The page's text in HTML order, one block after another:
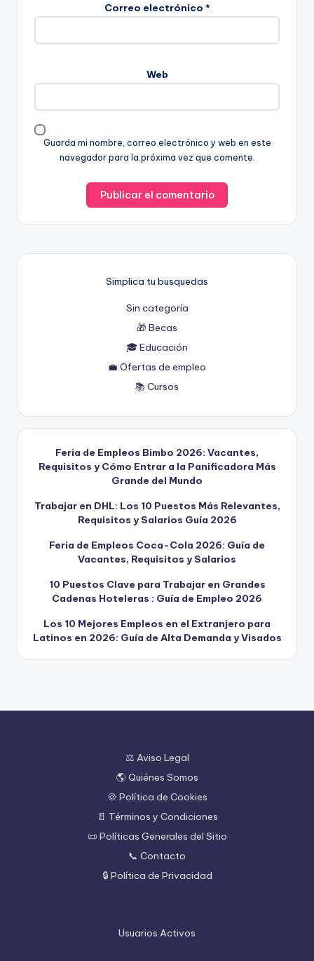
Correo electrónico *
Web
Guarda mi nombre, correo electrónico y web en este
navegador para la próxima vez que comente.
Simplica tu busquedas
Sin categoría
🎁 Becas
🎓 Educación
💼 Ofertas de empleo
📚 Cursos
Feria de Empleos Bimbo 2026: Vacantes,
Requisitos y Cómo Entrar a la Panificadora Más
Grande del Mundo
Trabajar en DHL: Los 10 Puestos Más Relevantes,
Requisitos y Salarios Guía 2026
Feria de Empleos Coca-Cola 2026: Guía de
Vacantes, Requisitos y Salarios
10 Puestos Clave para Trabajar en Grandes
Cadenas Hoteleras : Guía de Empleo 2026
Los 10 Mejores Empleos en el Extranjero para
Latinos en 2026: Guía de Alta Demanda y Visados
⚖️ Aviso Legal
🌎 Quiénes Somos
🍪 Política de Cookies
📄 Términos y Condiciones
📜 Políticas Generales del Sitio
📞 Contacto
🔒 Política de Privacidad
Usuarios Activos